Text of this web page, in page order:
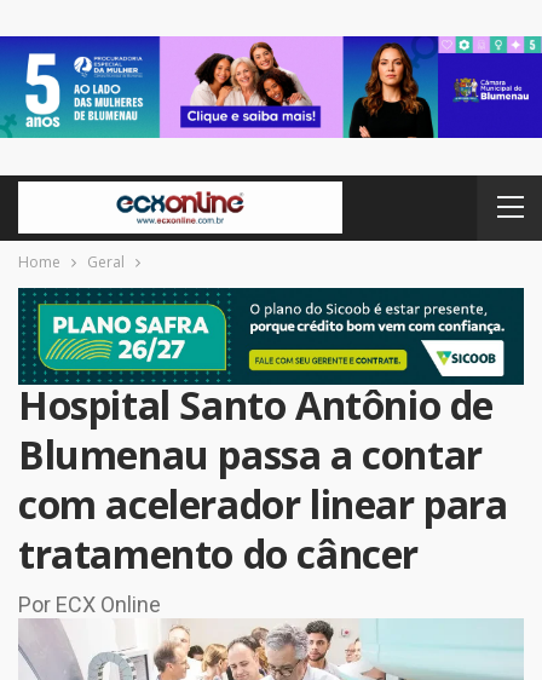
Home Geral
Hospital Santo Antônio de
Blumenau passa a contar
com acelerador linear para
tratamento do câncer
Por ECX Online